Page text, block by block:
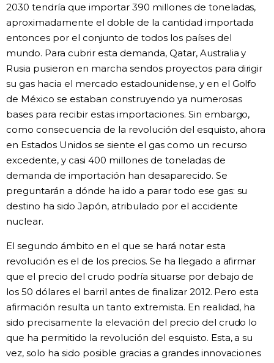
2030 tendría que importar 390 millones de toneladas,
aproximadamente el doble de la cantidad importada
entonces por el conjunto de todos los países del
mundo. Para cubrir esta demanda, Qatar, Australia y
Rusia pusieron en marcha sendos proyectos para dirigir
su gas hacia el mercado estadounidense, y en el Golfo
de México se estaban construyendo ya numerosas
bases para recibir estas importaciones. Sin embargo,
como consecuencia de la revolución del esquisto, ahora
en Estados Unidos se siente el gas como un recurso
excedente, y casi 400 millones de toneladas de
demanda de importación han desaparecido. Se
preguntarán a dónde ha ido a parar todo ese gas: su
destino ha sido Japón, atribulado por el accidente
nuclear.
El segundo ámbito en el que se hará notar esta
revolución es el de los precios. Se ha llegado a afirmar
que el precio del crudo podría situarse por debajo de
los 50 dólares el barril antes de finalizar 2012. Pero esta
afirmación resulta un tanto extremista. En realidad, ha
sido precisamente la elevación del precio del crudo lo
que ha permitido la revolución del esquisto. Esta, a su
vez, solo ha sido posible gracias a grandes innovaciones